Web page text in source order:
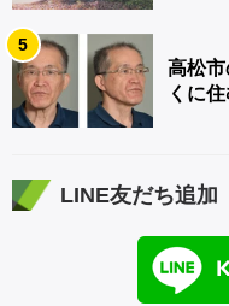
5
高松
くに
LINE友だち追加